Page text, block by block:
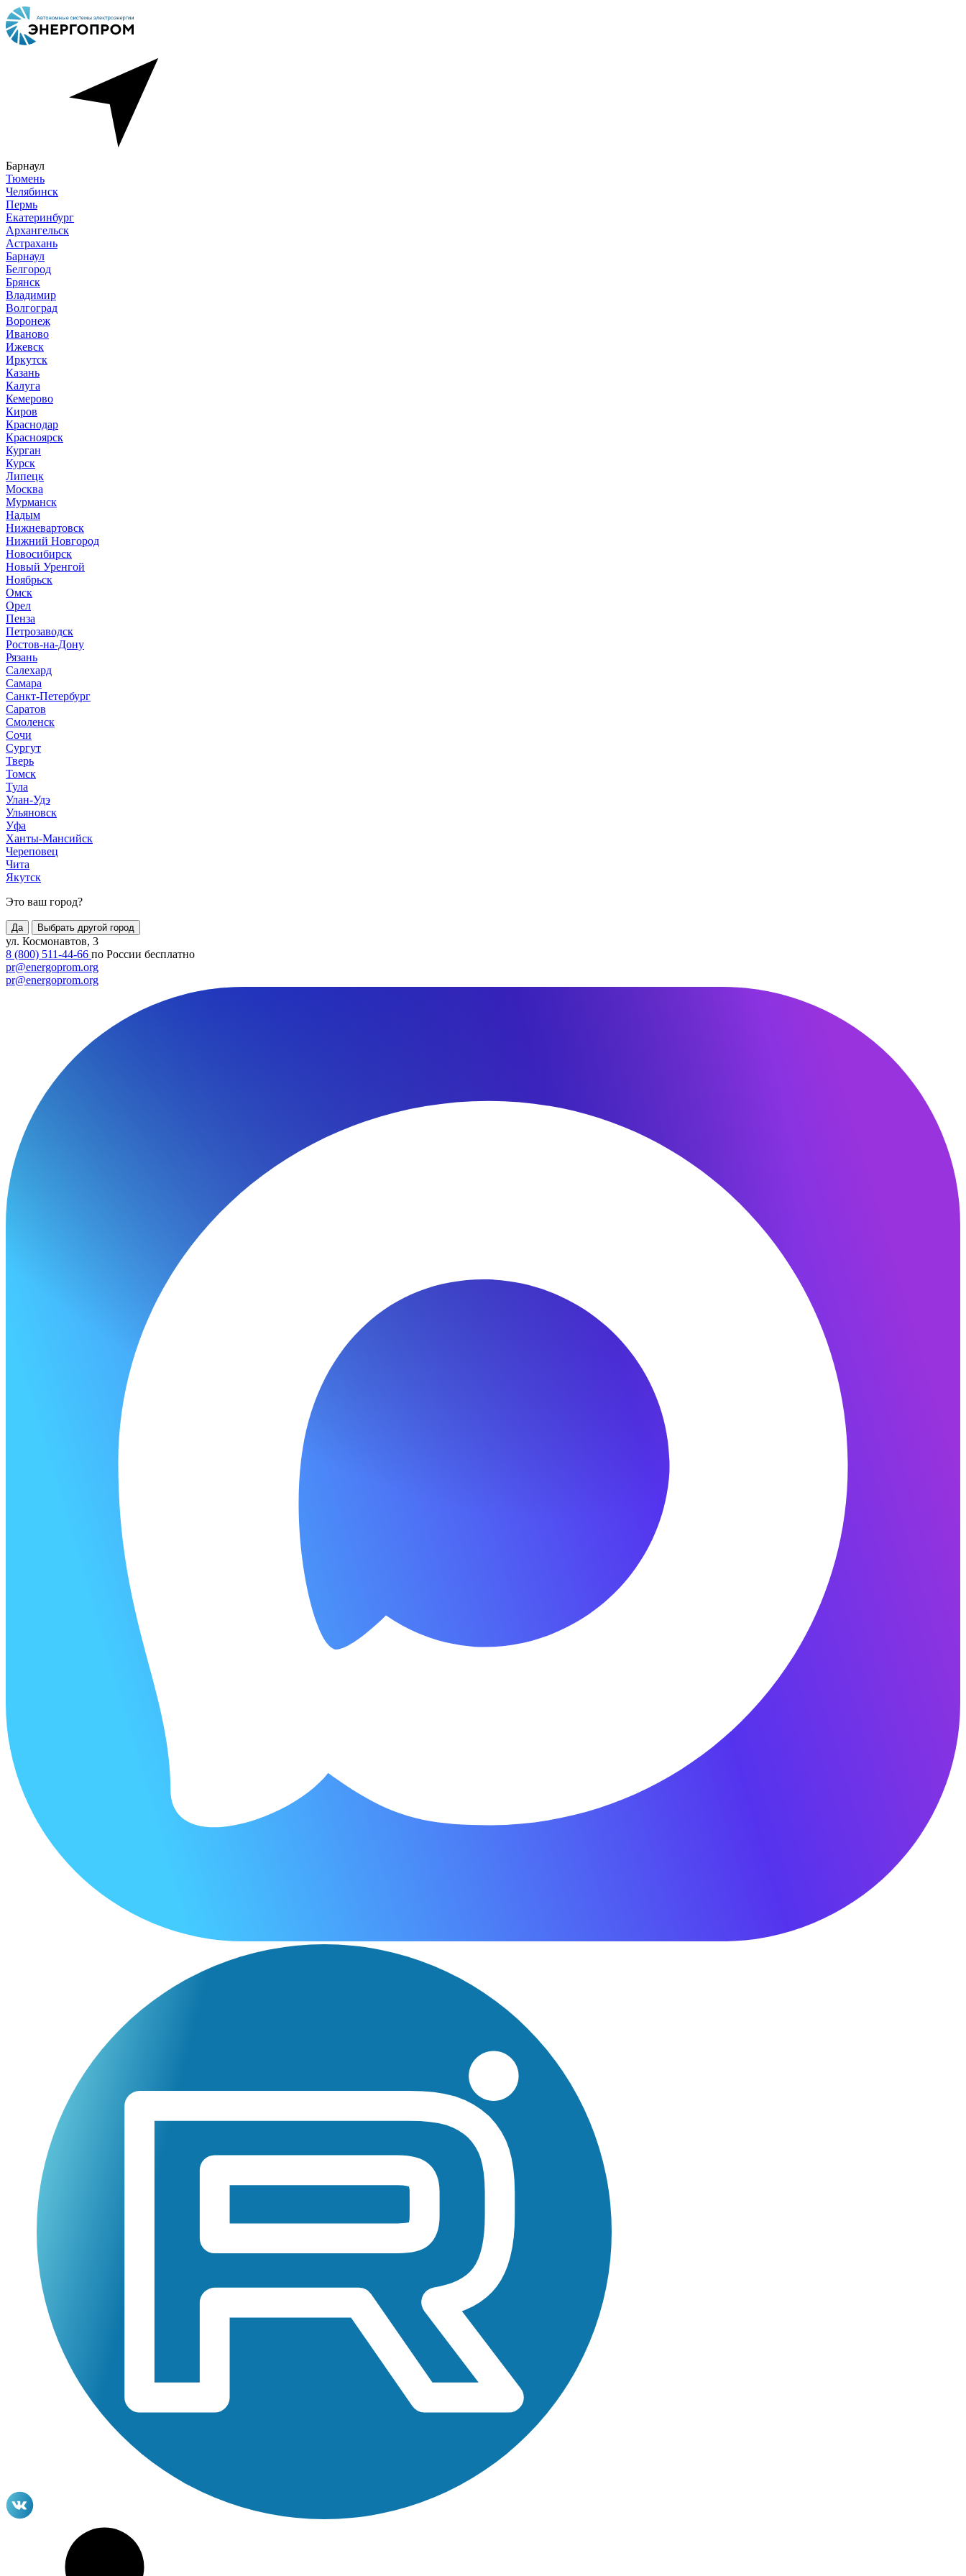
Барнаул
Тюмень
Челябинск
Пермь
Екатеринбург
Архангельск
Астрахань
Барнаул
Белгород
Брянск
Владимир
Волгоград
Воронеж
Иваново
Ижевск
Иркутск
Казань
Калуга
Кемерово
Киров
Краснодар
Красноярск
Курган
Курск
Липецк
Москва
Мурманск
Надым
Нижневартовск
Нижний Новгород
Новосибирск
Новый Уренгой
Ноябрьск
Омск
Орел
Пенза
Петрозаводск
Ростов-на-Дону
Рязань
Салехард
Самара
Санкт-Петербург
Саратов
Смоленск
Сочи
Сургут
Тверь
Томск
Тула
Улан-Удэ
Ульяновск
Уфа
Ханты-Мансийск
Череповец
Чита
Якутск
Это ваш город?
Да Выбрать другой город
ул. Космонавтов, 3
8 (800) 511-44-66 по России бесплатно
pr@energoprom.org
pr@energoprom.org